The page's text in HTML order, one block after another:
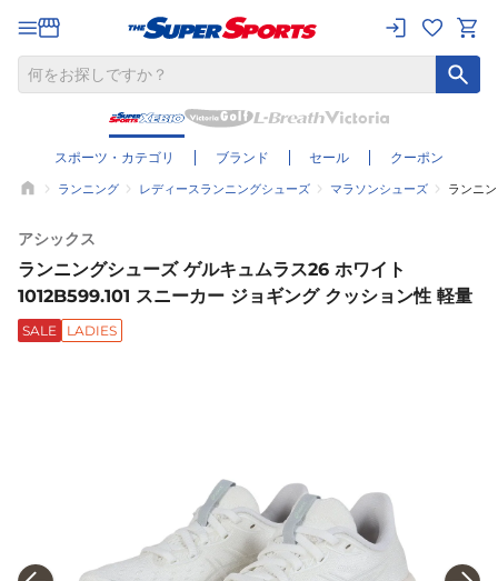
スポーツ・カテゴリ ブランド セール クーポン
ランニング レディースランニングシューズ マラソンシューズ ランニ
アシックス
ランニングシューズ ゲルキュムラス26 ホワイト
1012B599.101 スニーカー ジョギング クッション性 軽量
SALE LADIES